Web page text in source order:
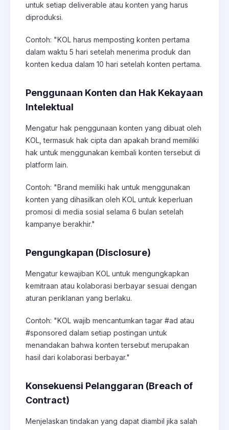
untuk setiap deliverable atau konten yang harus
diproduksi.
Contoh: "KOL harus memposting konten pertama
dalam waktu 5 hari setelah menerima produk dan
konten kedua dalam 10 hari setelah konten pertama.
Penggunaan Konten dan Hak Kekayaan
Intelektual
Mengatur hak penggunaan konten yang dibuat oleh
KOL, termasuk hak cipta dan apakah brand memiliki
hak untuk menggunakan kembali konten tersebut di
platform lain.
Contoh: "Brand memiliki hak untuk menggunakan
konten yang dihasilkan oleh KOL untuk keperluan
promosi di media sosial selama 6 bulan setelah
kampanye berakhir."
Pengungkapan (Disclosure)
Mengatur kewajiban KOL untuk mengungkapkan
kemitraan atau kolaborasi berbayar sesuai dengan
aturan periklanan yang berlaku.
Contoh: "KOL wajib mencantumkan tagar #ad atau
#sponsored dalam setiap postingan untuk
menandakan bahwa konten tersebut merupakan
hasil dari kolaborasi berbayar."
Konsekuensi Pelanggaran (Breach of
Contract)
Menjelaskan tindakan yang dapat diambil jika salah